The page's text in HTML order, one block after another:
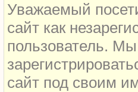
Уважаемый
сайт как
пользователь.
сайт под своим